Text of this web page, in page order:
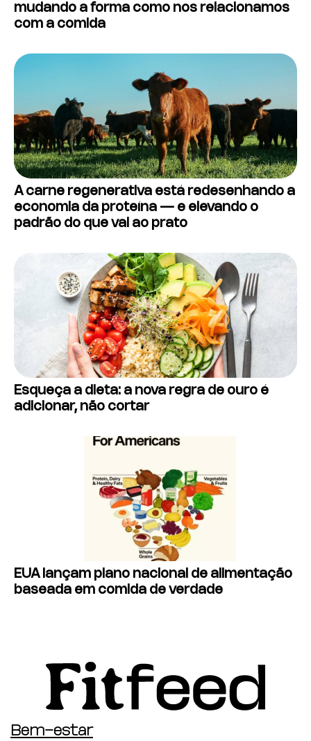
mudando a forma como nos relacionamos
com a comida
A carne regenerativa está redesenhando a
economia da proteína — e elevando o
padrão do que vai ao prato
Esqueça a dieta: a nova regra de ouro é
adicionar, não cortar
EUA lançam plano nacional de alimentação
baseada em comida de verdade
Bem-estar